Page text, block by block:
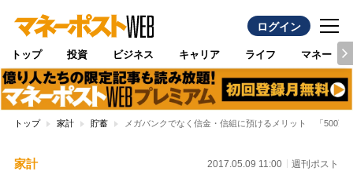
ログイン
トップ 投資 ビジネス キャリア ライフ マネー
トップ 家計 貯蓄 メガバンクでなく信金・信組に預けるメリット 「500万
家計 2017.05.09 11:00 週刊ポスト